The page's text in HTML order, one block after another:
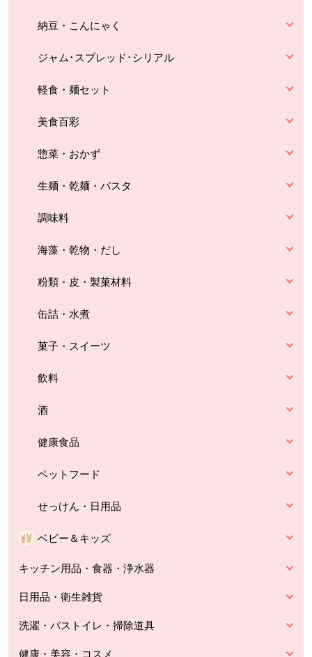
納豆・こんにゃく
ジャム･スプレッド･シリアル
軽食・麺セット
美食百彩
惣菜・おかず
生麺・乾麺・パスタ
調味料
海藻・乾物・だし
粉類・皮・製菓材料
缶詰・水煮
菓子・スイーツ
飲料
酒
健康食品
ペットフード
せっけん・日用品
ベビー＆キッズ
キッチン用品・食器・浄水器
日用品・衛生雑貨
洗濯・バストイレ・掃除道具
健康・美容・コスメ